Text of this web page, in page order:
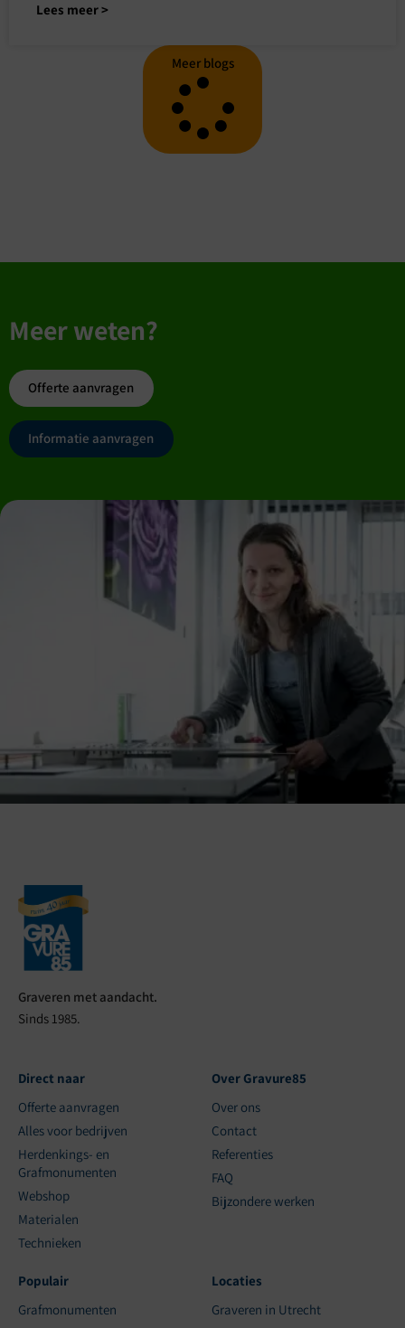
Lees meer >
Meer blogs
Meer weten?
Offerte aanvragen
Informatie aanvragen
Graveren met aandacht.
Sinds 1985.
Direct naar
Offerte aanvragen
Alles voor bedrijven
Herdenkings- en
Grafmonumenten
Webshop
Materialen
Technieken
Over Gravure85
Over ons
Contact
Referenties
FAQ
Bijzondere werken
Populair
Grafmonumenten
Locaties
Graveren in Utrecht